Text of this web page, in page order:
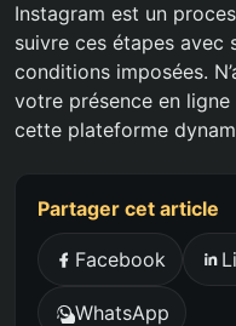
Instagram est un
suivre ces étapes avec
conditions imposées.
votre présence en
cette plateforme
Partager cet article
Facebook
WhatsApp